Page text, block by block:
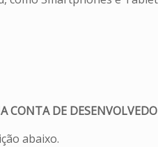
CONTA DE
abaixo.